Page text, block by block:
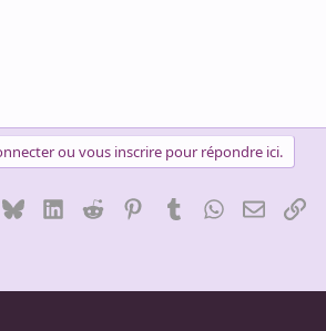
ou vous inscrire pour répondre ici.
BlueskyLinkedInReddit PinterestTumblrWhatsApp
Email